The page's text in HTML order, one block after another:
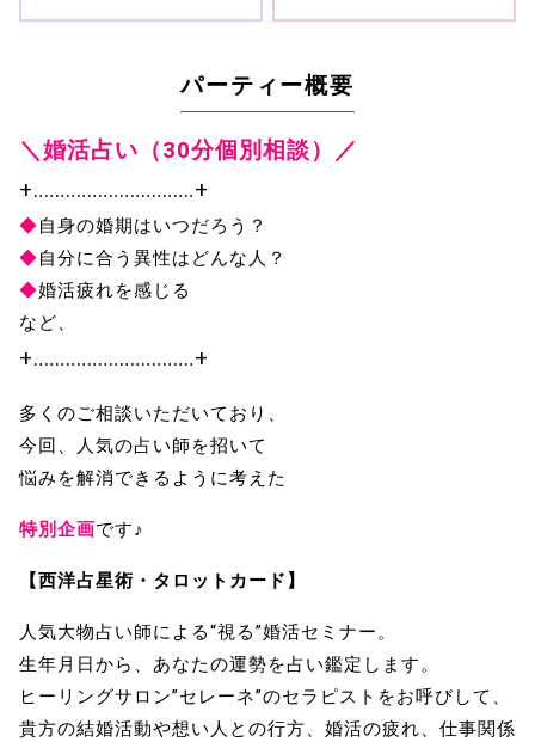
パーティー概要
＼婚活占い（30分個別相談）／
+‥‥‥‥‥‥‥‥‥‥‥‥‥‥‥+
◆自身の婚期はいつだろう？
◆自分に合う異性はどんな人？
◆婚活疲れを感じる
など、
+‥‥‥‥‥‥‥‥‥‥‥‥‥‥‥+
多くのご相談いただいており、
今回、人気の占い師を招いて
悩みを解消できるように考えた
特別企画です♪
【西洋占星術・タロットカード】
人気大物占い師による“視る”婚活セミナー。
生年月日から、あなたの運勢を占い鑑定します。
ヒーリングサロン”セレーネ”のセラピストをお呼びして、
貴方の結婚活動や想い人との行方、婚活の疲れ、仕事関係